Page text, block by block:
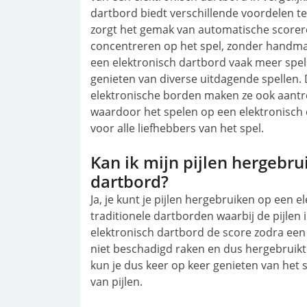
dartbord biedt verschillende voordelen
zorgt het gemak van automatische
concentreren op het spel, zonder
een elektronisch dartbord vaak meer
genieten van diverse uitdagende
elektronische borden maken ze ook
waardoor het spelen op een
voor alle liefhebbers van het spel.
Kan ik mijn pijlen
dartbord?
Ja, je kunt je pijlen hergebruiken op een
traditionele dartborden waarbij de pijlen
elektronisch dartbord de score zodra
niet beschadigd raken en dus
kun je dus keer op keer genieten van
van pijlen.